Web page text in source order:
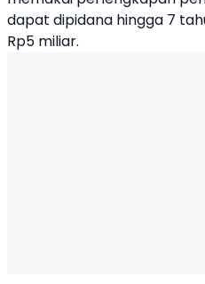
dapat dipidana hingga 7
Rp5 miliar.